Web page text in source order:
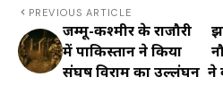
PREVIOUS ARTICLE
जम्मू-कश्मीर के राजौरी
में पाकिस्तान ने किया
संघर्ष विराम का उल्लंघन ने